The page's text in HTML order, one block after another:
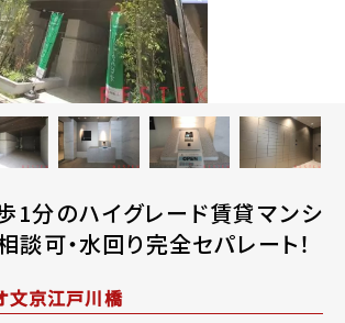
1分のハイグレード賃貸マンシ
談可・水回り完全セパレート！
文京江戸川橋